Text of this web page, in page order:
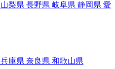
山梨県 長野県 岐阜県 静岡県 愛
兵庫県 奈良県 和歌山県